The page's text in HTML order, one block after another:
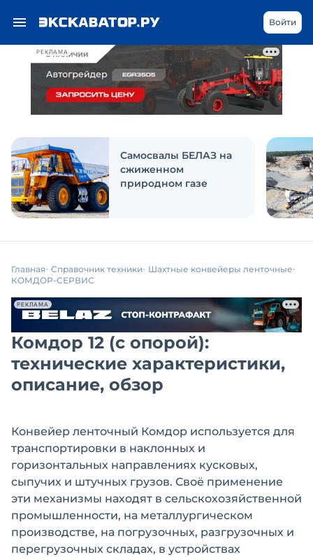
РЕКЛАМА
Войти
Самосвалы БЕЛАЗ на
сжиженном
природном газе
Главная Справочник техники Шахтные конвейеры ленточные
КОМДОР-СЕРВИС
РЕКЛАМА
Комдор 12 (с опорой):
технические характеристики,
описание, обзор
Конвейер ленточный Комдор используется для
транспортировки в наклонных и
горизонтальных направлениях кусковых,
сыпучих и штучных грузов. Своё применение
эти механизмы находят в сельскохозяйственной
промышленности, на металлургическом
производстве, на погрузочных, разгрузочных и
перегрузочных складах, в устройствах